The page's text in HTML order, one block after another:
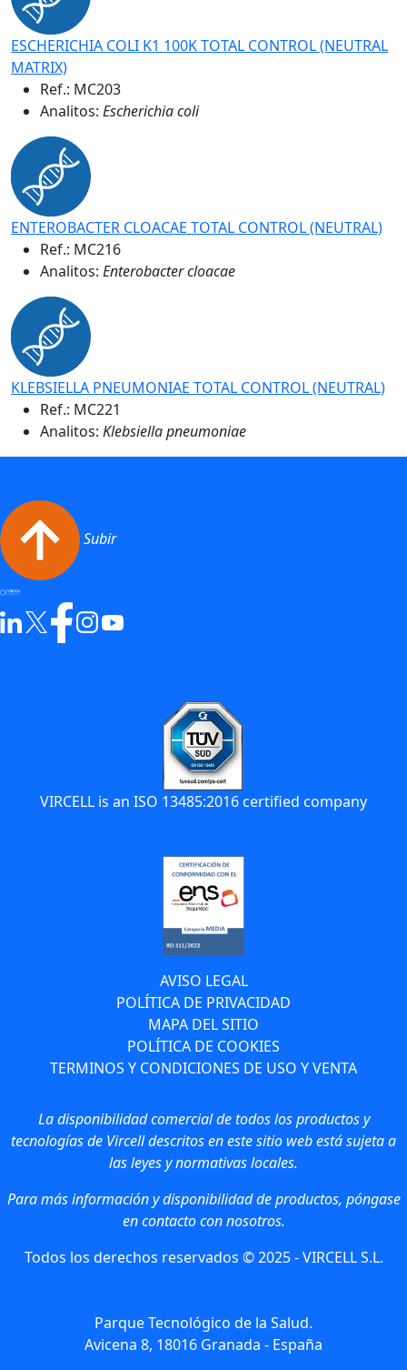
ESCHERICHIA COLI K1 100K TOTAL CONTROL (NEUTRAL
MATRIX)
Ref.: MC203
Analitos: Escherichia coli
ENTEROBACTER CLOACAE TOTAL CONTROL (NEUTRAL)
Ref.: MC216
Analitos: Enterobacter cloacae
KLEBSIELLA PNEUMONIAE TOTAL CONTROL (NEUTRAL)
Ref.: MC221
Analitos: Klebsiella pneumoniae
Subir
VIRCELL is an ISO 13485:2016 certified company
AVISO LEGAL
POLÍTICA DE PRIVACIDAD
MAPA DEL SITIO
POLÍTICA DE COOKIES
TERMINOS Y CONDICIONES DE USO Y VENTA
La disponibilidad comercial de todos los productos y
tecnologías de Vircell descritos en este sitio web está sujeta a
las leyes y normativas locales.
Para más información y disponibilidad de productos, póngase
en contacto con nosotros.
Todos los derechos reservados © 2025 - VIRCELL S.L.
Parque Tecnológico de la Salud.
Avicena 8, 18016 Granada - España